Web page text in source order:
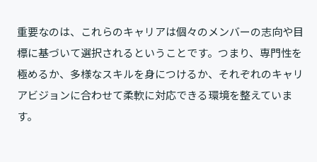
重要なのは、これらのキャリアは個々のメンバーの志向や目
標に基づいて選択されるということです。つまり、専門性を
極めるか、多様なスキルを身につけるか、それぞれのキャリ
アビジョンに合わせて柔軟に対応できる環境を整えていま
す。